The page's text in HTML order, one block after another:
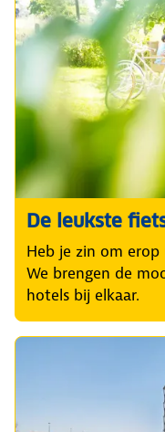
De leukste
Heb je zin om
We brengen de
hotels bij elkaar.